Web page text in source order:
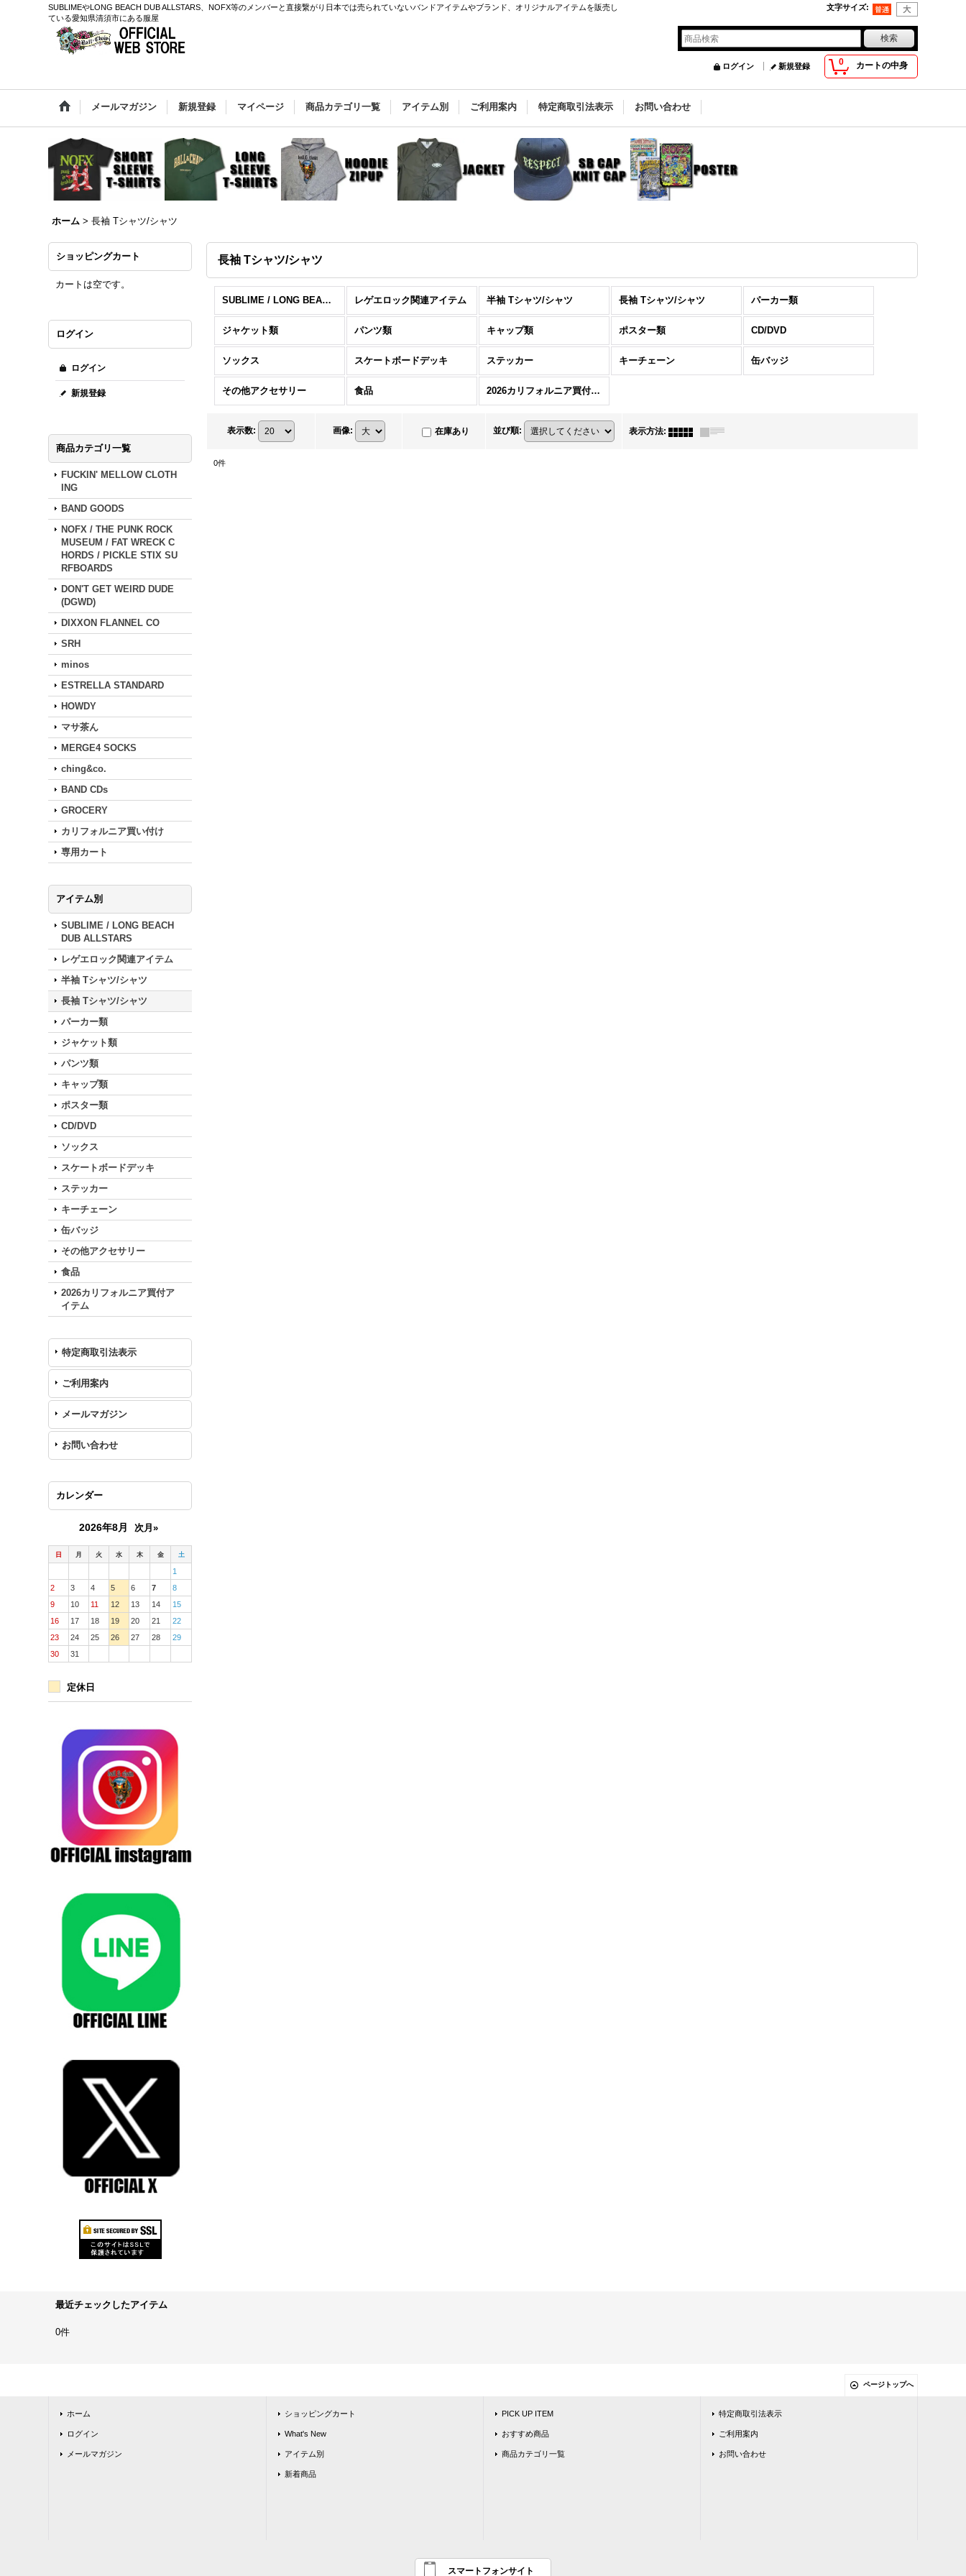
SUBLIMEやLONG BEACH DUB ALLSTARS、NOFX等のメンバーと直接繋がり日本では売られていないバンドアイテムやブランド、オリジナルアイテムを販売し
ている愛知県清須市にある服屋
文字サイズ:
0 カートの中身
ログイン 新規登録
メールマガジン 新規登録 マイページ 商品カテゴリ一覧 アイテム別 ご利用案内 特定商取引法表示 お問い合わせ
ホーム > 長袖 Tシャツ/シャツ
ショッピングカート
カートは空です。
ログイン
ログイン
新規登録
商品カテゴリ一覧
FUCKIN' MELLOW CLOTH
ING
BAND GOODS
NOFX / THE PUNK ROCK
MUSEUM / FAT WRECK C
HORDS / PICKLE STIX SU
RFBOARDS
DON'T GET WEIRD DUDE
(DGWD)
DIXXON FLANNEL CO
SRH
minos
ESTRELLA STANDARD
HOWDY
マサ茶ん
MERGE4 SOCKS
ching&co.
BAND CDs
GROCERY
カリフォルニア買い付け
専用カート
アイテム別
SUBLIME / LONG BEACH
DUB ALLSTARS
レゲエロック関連アイテム
半袖 Tシャツ/シャツ
長袖 Tシャツ/シャツ
パーカー類
ジャケット類
パンツ類
キャップ類
ポスター類
CD/DVD
ソックス
スケートボードデッキ
ステッカー
キーチェーン
缶バッジ
その他アクセサリー
食品
2026カリフォルニア買付ア
イテム
特定商取引法表示
ご利用案内
メールマガジン
お問い合わせ
カレンダー
2026年8月 次月»
日 月 火 水 木 金 土
1
2
3 4 5 6 7
8
9
10 11 12 13 14
15
16
17 18 19 20 21
22
23
24 25 26 27 28
29
30
31
定休日
長袖 Tシャツ/シャツ
SUBLIME / LONG BEACH DUB ALLSTARS レゲエロック関連アイテム 半袖 Tシャツ/シャツ 長袖 Tシャツ/シャツ パーカー類
ジャケット類 パンツ類 キャップ類 ポスター類 CD/DVD
ソックス スケートボードデッキ ステッカー キーチェーン 缶バッジ
その他アクセサリー 食品 2026カリフォルニア買付アイテム
表示数: 画像: 在庫あり 並び順: 表示方法:
0件
最近チェックしたアイテム
0件
ページトップへ
ホーム
ログイン
メールマガジン
ショッピングカート
What's New
アイテム別
新着商品
PICK UP ITEM
おすすめ商品
商品カテゴリ一覧
特定商取引法表示
ご利用案内
お問い合わせ
スマートフォンサイト